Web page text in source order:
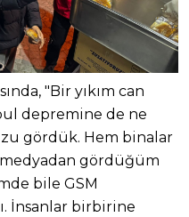
"Bir yıkım can
depremine de ne
gördük. Hem binalar
medyadan gördüğüm
bile GSM
İnsanlar birbirine